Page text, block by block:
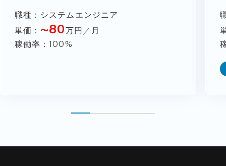
職種
システムエンジニア
単価
〜80万円／月
稼働率
100%